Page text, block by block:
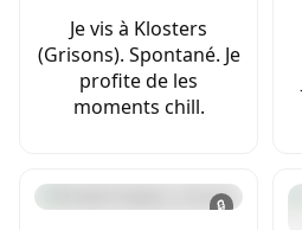
Je vis à Klosters
(Grisons). Spontané. Je
profite de les
moments chill.
🔒